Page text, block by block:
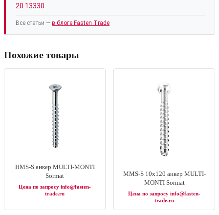
20.13330
Все статьи — в блоге Fasten Trade
Похожие товары
HMS-S анкер MULTI-MONTI
Sormat
Цена по запросу info@fasten-
trade.ru
MMS-S 10х120 анкер MULTI-
MONTI Sormat
Цена по запросу info@fasten-
trade.ru